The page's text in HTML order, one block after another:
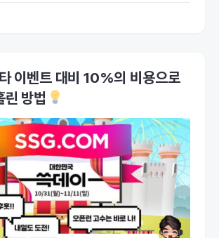
이벤트 대비 10%의 비용으로
방법